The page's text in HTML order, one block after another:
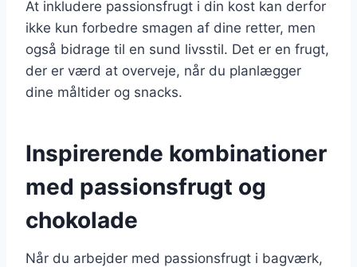
At inkludere passionsfrugt i din kost kan derfor
ikke kun forbedre smagen af dine retter, men
også bidrage til en sund livsstil. Det er en frugt,
der er værd at overveje, når du planlægger
dine måltider og snacks.
Inspirerende kombinationer
med passionsfrugt og
chokolade
Når du arbejder med passionsfrugt i bagværk,